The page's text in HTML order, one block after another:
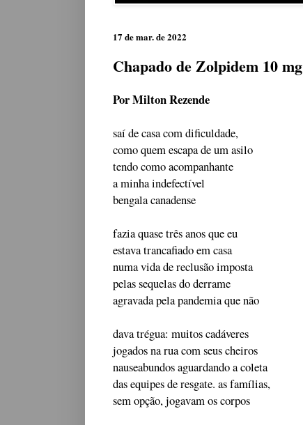
17 de mar. de 2022
Chapado de Zolpidem 10 mg
Por Milton Rezende
saí de casa com dificuldade,
como quem escapa de um asilo
tendo como acompanhante
a minha indefectível
bengala canadense
fazia quase três anos que eu
estava trancafiado em casa
numa vida de reclusão imposta
pelas sequelas do derrame
agravada pela pandemia que não
dava trégua: muitos cadáveres
jogados na rua com seus cheiros
nauseabundos aguardando a coleta
das equipes de resgate. as famílias,
sem opção, jogavam os corpos